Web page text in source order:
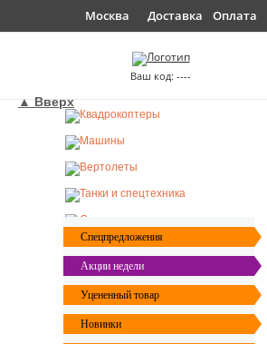
Москва Доставка Оплата
----
Спецпредложения
Акции недели
Уцененный товар
Новинки
▲ Вверх